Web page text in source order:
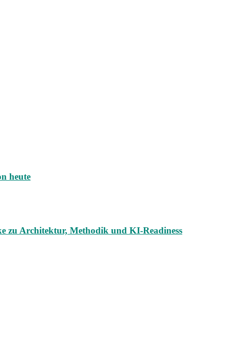
heute
zu Architektur, Methodik und KI-Readiness